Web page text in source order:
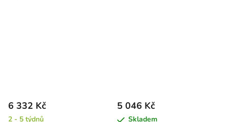
6 332 Kč
2 - 5 týdnů
5 046 Kč
Skladem